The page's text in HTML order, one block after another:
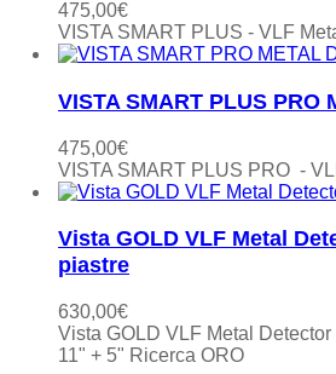
475,00€
VISTA SMART PLUS - VLF
VISTA SMART PLUS PRO
475,00€
VISTA SMART PLUS PRO -
Vista GOLD VLF Metal
piastre
630,00€
Vista GOLD VLF Metal
11" + 5" Ricerca ORO